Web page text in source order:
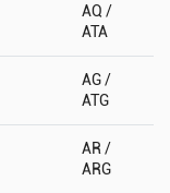
AQ /
ATA
AG /
ATG
AR /
ARG